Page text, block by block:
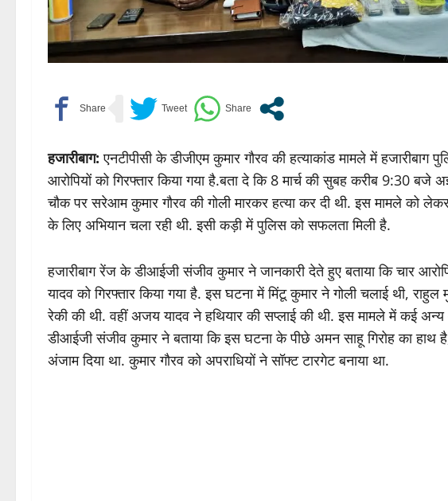
हजारीबाग: एनटीपीसी के डीजीएम कुमार गौरव की हत्याकांड मामले में
आरोपियों को गिरफ्तार किया गया है.बता दे कि 8 मार्च की सुबह करीब 9:30 बजे
चौक पर सरेआम कुमार गौरव की गोली मारकर हत्या कर दी थी. इस मामले को
के लिए अभियान चला रही थी. इसी कड़ी में पुलिस को सफलता मिली है.
हजारीबाग रेंज के डीआईजी संजीव कुमार ने जानकारी देते हुए बताया कि चार
यादव को गिरफ्तार किया गया है. इस घटना में मिंटू कुमार ने गोली चलाई थी,
रेकी की थी. वहीं अजय यादव ने हथियार की सप्लाई की थी. इस मामले में कई अन्य
डीआईजी संजीव कुमार ने बताया कि इस घटना के पीछे अमन साहू गिरोह का
अंजाम दिया था. कुमार गौरव को अपराधियों ने सॉफ्ट टारगेट बनाया था.